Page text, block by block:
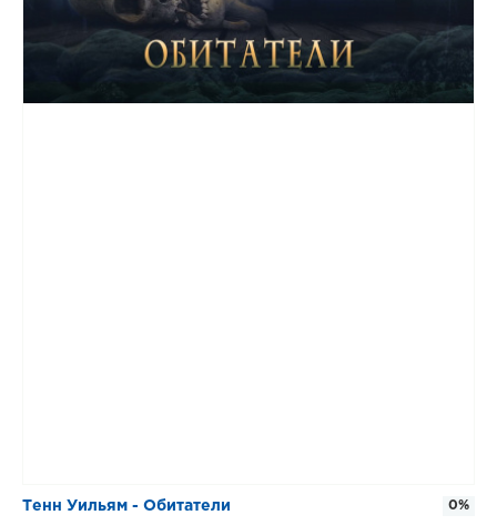
Тенн Уильям - Обитатели 0%